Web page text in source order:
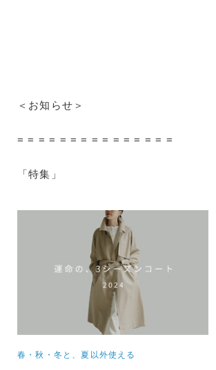
＜お知らせ＞
= = = = = = = = = = = = = = =
「特集」
春・秋・冬と、夏以外使える